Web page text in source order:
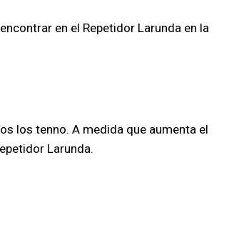
en el Repetidor Larunda en la
los tenno. A medida que aumenta el
Larunda.